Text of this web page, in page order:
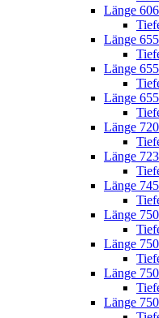
Länge
Länge
Länge
Länge
Länge
Länge
Länge
Länge
Länge
Länge
Länge